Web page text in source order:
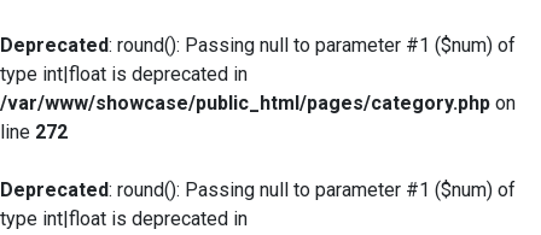
Deprecated: round(): Passing null to parameter #1 ($num) of
type int|float is deprecated in
/var/www/showcase/public_html/pages/category.php on
line 272
Deprecated: round(): Passing null to parameter #1 ($num) of
type int|float is deprecated in